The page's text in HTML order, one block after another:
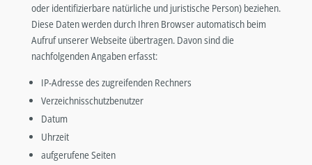
oder identifizierbare natürliche und juristische Person) beziehen.
Diese Daten werden durch Ihren Browser automatisch beim
Aufruf unserer Webseite übertragen. Davon sind die
nachfolgenden Angaben erfasst:
IP-Adresse des zugreifenden Rechners
Verzeichnisschutzbenutzer
Datum
Uhrzeit
aufgerufene Seiten